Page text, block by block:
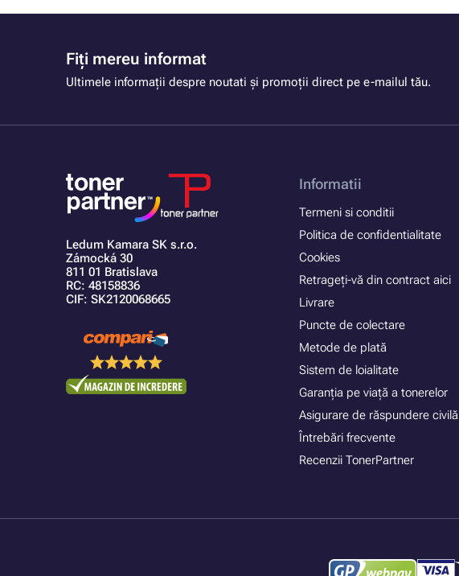
Fiți mereu informat
Ultimele informații despre noutati și promoții direct pe e-mailul tău.
Ledum Kamara SK s.r.o.
Zámocká 30
811 01 Bratislava
RC: 48158836
CIF: SK2120068665
Informatii
Termeni si conditii
Politica de confidentialitate
Cookies
Retrageți-vă din contract aici
Livrare
Puncte de colectare
Metode de plată
Sistem de loialitate
Garanția pe viață a tonerelor
Asigurare de răspundere civilă
Întrebări frecvente
Recenzii TonerPartner